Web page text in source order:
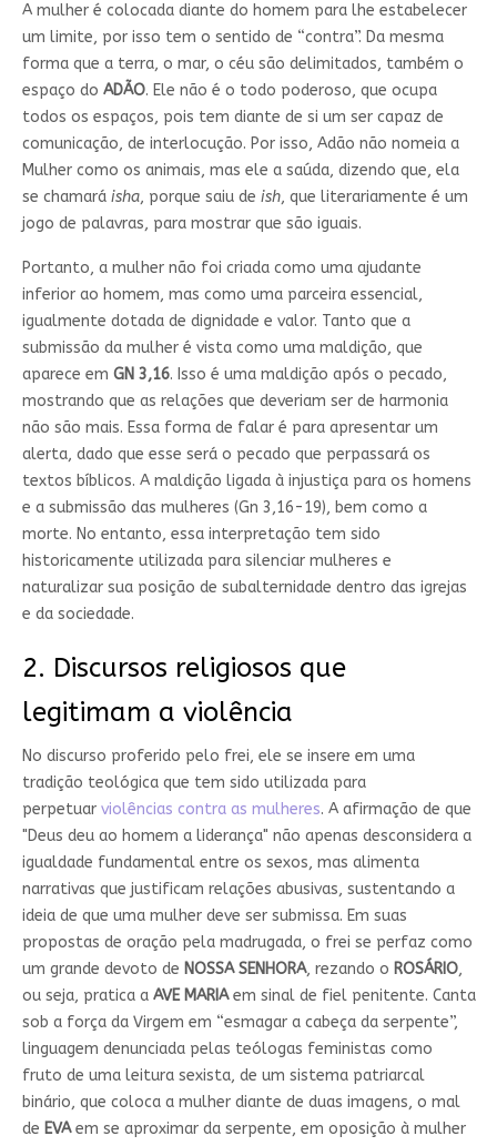
A mulher é colocada diante do homem para lhe estabelecer
um limite, por isso tem o sentido de “contra”. Da mesma
forma que a terra, o mar, o céu são delimitados, também o
espaço do ADÃO. Ele não é o todo poderoso, que ocupa
todos os espaços, pois tem diante de si um ser capaz de
comunicação, de interlocução. Por isso, Adão não nomeia a
Mulher como os animais, mas ele a saúda, dizendo que, ela
se chamará isha, porque saiu de ish, que literariamente é um
jogo de palavras, para mostrar que são iguais.
Portanto, a mulher não foi criada como uma ajudante
inferior ao homem, mas como uma parceira essencial,
igualmente dotada de dignidade e valor. Tanto que a
submissão da mulher é vista como uma maldição, que
aparece em GN 3,16. Isso é uma maldição após o pecado,
mostrando que as relações que deveriam ser de harmonia
não são mais. Essa forma de falar é para apresentar um
alerta, dado que esse será o pecado que perpassará os
textos bíblicos. A maldição ligada à injustiça para os homens
e a submissão das mulheres (Gn 3,16-19), bem como a
morte. No entanto, essa interpretação tem sido
historicamente utilizada para silenciar mulheres e
naturalizar sua posição de subalternidade dentro das igrejas
e da sociedade.
2.⁠ ⁠Discursos religiosos que
legitimam a violência
No discurso proferido pelo frei, ele se insere em uma
tradição teológica que tem sido utilizada para
perpetuar violências contra as mulheres. A afirmação de que
"Deus deu ao homem a liderança" não apenas desconsidera a
igualdade fundamental entre os sexos, mas alimenta
narrativas que justificam relações abusivas, sustentando a
ideia de que uma mulher deve ser submissa. Em suas
propostas de oração pela madrugada, o frei se perfaz como
um grande devoto de NOSSA SENHORA, rezando o ROSÁRIO,
ou seja, pratica aAVE MARIAem sinal de fiel penitente. Canta
sob a força da Virgem em “esmagar a cabeça da serpente”,
linguagem denunciada pelas teólogas feministas como
fruto de uma leitura sexista, de um sistema patriarcal
binário, que coloca a mulher diante de duas imagens, o mal
de EVAem se aproximar da serpente, em oposição à mulher